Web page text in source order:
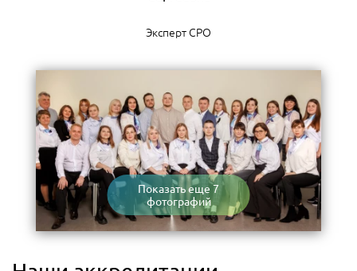
Эксперт СРО
Показать еще 7
фотографий